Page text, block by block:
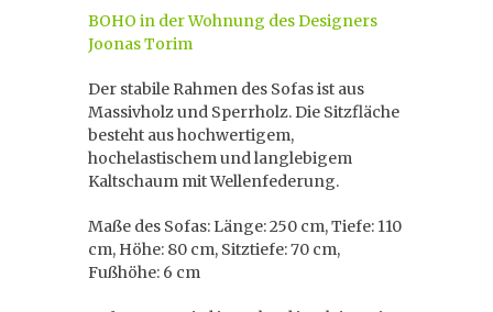
BOHO in der Wohnung des Designers
Joonas Torim
Der stabile Rahmen des Sofas ist aus
Massivholz und Sperrholz. Die Sitzfläche
besteht aus hochwertigem,
hochelastischem und langlebigem
Kaltschaum mit Wellenfederung.
Maße des Sofas: Länge: 250 cm, Tiefe: 110
cm, Höhe: 80 cm, Sitztiefe: 70 cm,
Fußhöhe: 6 cm